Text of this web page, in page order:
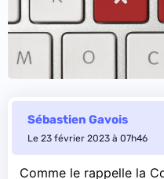
Sébastien Gavois
Le 23 février 2023 à 07h46
Comme le rappelle la